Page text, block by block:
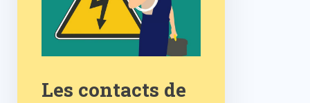
Les contacts de